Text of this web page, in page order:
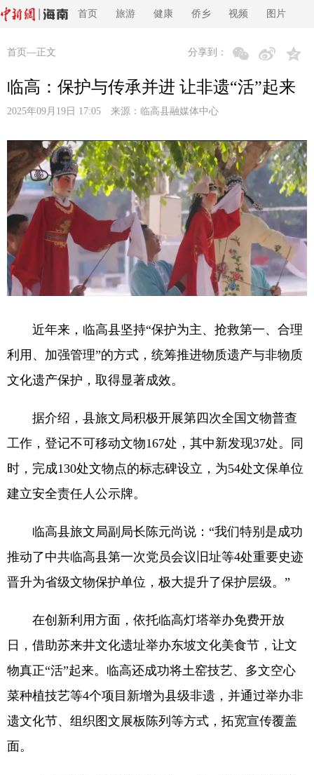
首页 旅游 健康 侨乡 视频 图片
首页 —正文 分享到：
临高：保护与传承并进 让非遗“活”起来
2025年09月19日 17:05 来源： 临高县融媒体中心
近年来，临高县坚持“保护为主、抢救第一、合理
利用、加强管理”的方式，统筹推进物质遗产与非物质
文化遗产保护，取得显著成效。
据介绍，县旅文局积极开展第四次全国文物普查
工作，登记不可移动文物167处，其中新发现37处。同
时，完成130处文物点的标志碑设立，为54处文保单位
建立安全责任人公示牌。
临高县旅文局副局长陈元尚说：“我们特别是成功
推动了中共临高县第一次党员会议旧址等4处重要史迹
晋升为省级文物保护单位，极大提升了保护层级。”
在创新利用方面，依托临高灯塔举办免费开放
日，借助苏来井文化遗址举办东坡文化美食节，让文
物真正“活”起来。临高还成功将土窑技艺、多文空心
菜种植技艺等4个项目新增为县级非遗，并通过举办非
遗文化节、组织图文展板陈列等方式，拓宽宣传覆盖
面。